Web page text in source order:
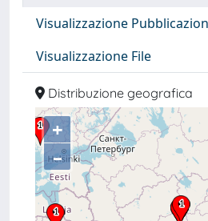
Visualizzazione
Visualizzazione File
Distribuzione geografica
+
–